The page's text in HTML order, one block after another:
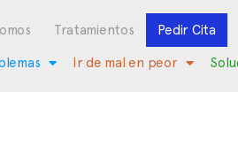
Tratamientos Pedir Cita
Ir de mal en peor